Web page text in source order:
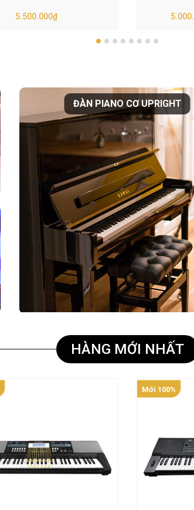
5.500.000₫
ĐÀN PIANO CƠ UPRIGHT
HÀNG MỚI NHẤT
Mới 100%